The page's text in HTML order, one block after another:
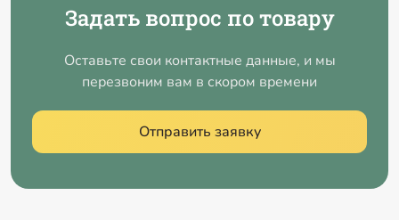
Задать вопрос по товару
Оставьте свои контактные данные, и мы
перезвоним вам в скором времени
Отправить заявку